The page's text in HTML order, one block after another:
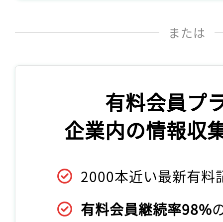
または
有料会員プ
企業内の情報収
2000本近い最新有料
有料会員継続率98%